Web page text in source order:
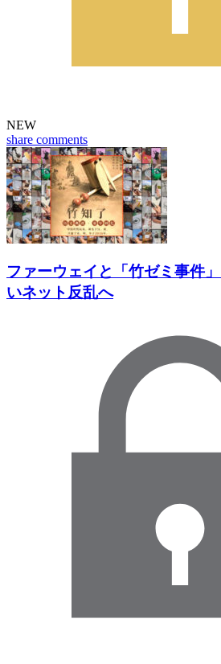
NEW
share comments
ファーウェイと「竹ゼミ事件
いネット反乱へ